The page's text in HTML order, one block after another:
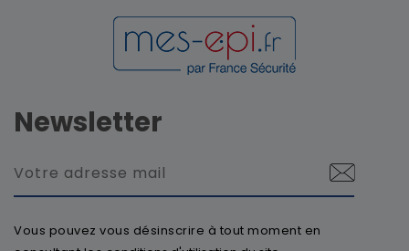
Newsletter
Vous pouvez vous désinscrire à tout moment en